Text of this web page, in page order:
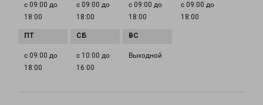
с 09:00 до
18:00
с 09:00 до
18:00
с 09:00 до
18:00
с 09:00 до
18:00
с 09:00 до
18:00
с 10:00 до
16:00
Выходной